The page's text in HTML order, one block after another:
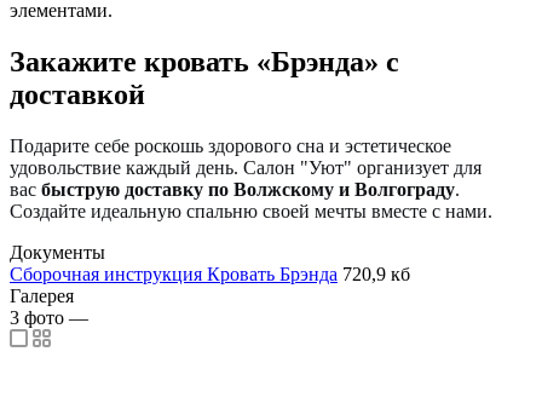
элементами.
Закажите кровать «Брэнда» с
доставкой
Подарите себе роскошь здорового сна и эстетическое
удовольствие каждый день. Салон "Уют" организует для
вас быструю доставку по Волжскому и Волгограду.
Создайте идеальную спальню своей мечты вместе с нами.
Документы
Сборочная инструкция Кровать Брэнда 720,9 кб
Галерея
3 фото —